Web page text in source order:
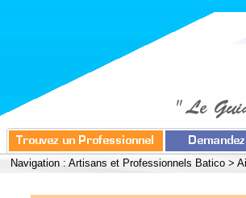
Navigation : Artisans et Professionnels Batico >